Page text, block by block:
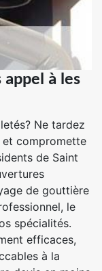
appel à les
Ne tardez
et compromette
de Saint
de gouttière
le
spécialités.
efficaces,
à la